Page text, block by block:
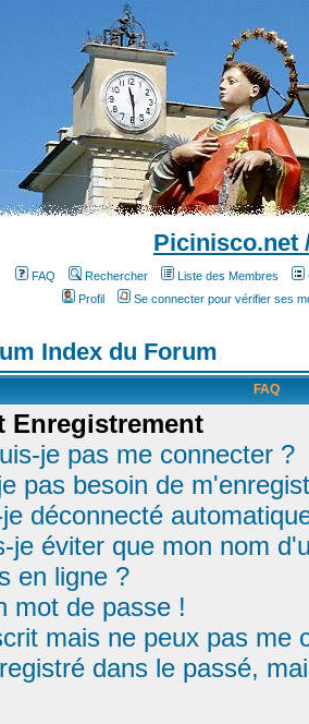
Picinisco.net
FAQ Rechercher Liste des Membres
Profil
Se connecter pour vérifier ses
Index du Forum
FAQ
Enregistrement
je pas me connecter ?
pas besoin de
déconnecté
je éviter que mon nom
en ligne ?
mot de passe !
mais ne peux pas me
dans le passé,